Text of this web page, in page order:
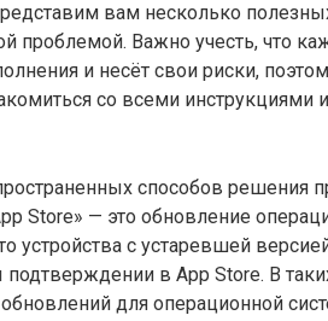
вам несколько
проблемой. Важно учесть, что
и несёт свои риски,
со всеми
способов решения
Store» — это обновление
устройства с устаревшей
в App Store. В
для операционной